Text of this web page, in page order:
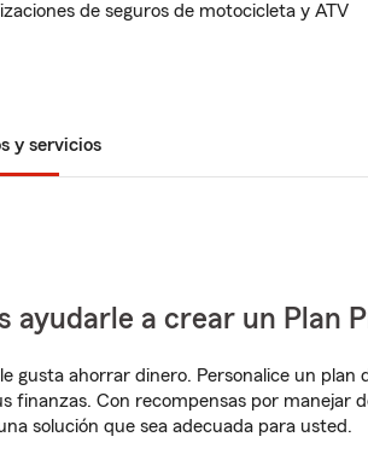
de seguros de motocicleta y ATV
y servicios
ayudarle a crear un Plan
gusta ahorrar dinero. Personalice un
finanzas. Con recompensas por manejar
solución que sea adecuada para usted.